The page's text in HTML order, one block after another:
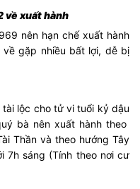
về xuất hành
nên hạn chế xuất hành
gặp nhiều bất lợi, dễ bị
lộc cho tử vi tuổi kỷ dậu
bà nên xuất hành theo
Thần và theo hướng Tây
7h sáng (Tính theo nơi cư